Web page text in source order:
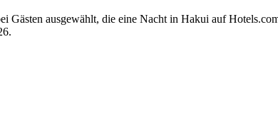
ausgewählt, die eine Nacht in Hakui auf
.